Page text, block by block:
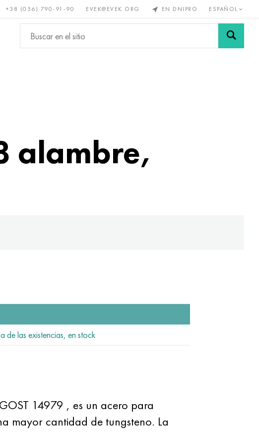
+38 (056) 790-91-90 EVEK@EVEK.ORG EN DNIPRO ESPAÑOL
Metales no
ferrosos
Aleación de Mallas y
alambre,
de las existencias, en stock
14979 , es un acero para
mayor cantidad de tungsteno. La